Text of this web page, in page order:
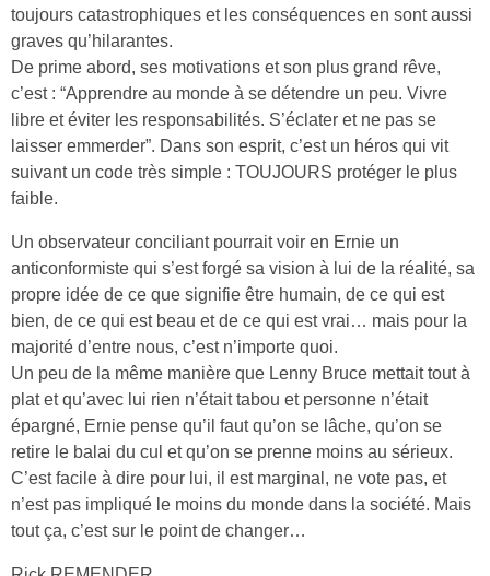
toujours catastrophiques et les conséquences en sont aussi
graves qu’hilarantes.
De prime abord, ses motivations et son plus grand rêve,
c’est : “Apprendre au monde à se détendre un peu. Vivre
libre et éviter les responsabilités. S’éclater et ne pas se
laisser emmerder”. Dans son esprit, c’est un héros qui vit
suivant un code très simple : TOUJOURS protéger le plus
faible.
Un observateur conciliant pourrait voir en Ernie un
anticonformiste qui s’est forgé sa vision à lui de la réalité, sa
propre idée de ce que signifie être humain, de ce qui est
bien, de ce qui est beau et de ce qui est vrai… mais pour la
majorité d’entre nous, c’est n’importe quoi.
Un peu de la même manière que Lenny Bruce mettait tout à
plat et qu’avec lui rien n’était tabou et personne n’était
épargné, Ernie pense qu’il faut qu’on se lâche, qu’on se
retire le balai du cul et qu’on se prenne moins au sérieux.
C’est facile à dire pour lui, il est marginal, ne vote pas, et
n’est pas impliqué le moins du monde dans la société. Mais
tout ça, c’est sur le point de changer…